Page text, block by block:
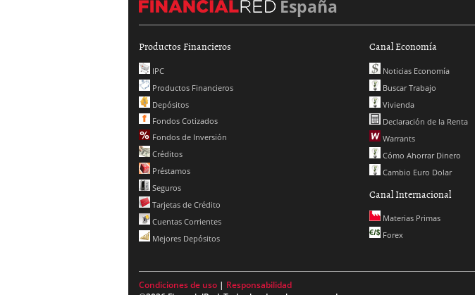
España
Productos Financieros
IPC
Productos Financieros
Depósitos
Fondos Cotizados
Fondos de Inversión
Créditos
Préstamos
Seguros
Tarjetas de Crédito
Cuentas Corrientes
Mejores Depósitos
Canal Economía
Noticias Economía
Buscar Trabajo
Vivienda
Declaración de la Renta
Warrants
Cómo Ahorrar Dinero
Cambio Euro Dolar
Canal Internacional
Materias Primas
Forex
Condiciones de uso | Responsabilidad